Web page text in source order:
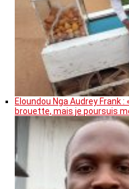
Eloundou Nga Audrey Frank :
brouette, mais je poursuis